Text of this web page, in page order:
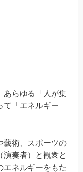
あらゆる「人が集
て「エネルギー
藝術、スポーツの
演奏者）と観衆と
エネルギーをもた